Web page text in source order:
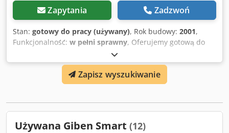
odkrawania "OGAM + SALVADOR" SZ0M07) drewniane
listwy materiałów i układania linii "SALVADOR + SACOT"
SZ0M08) drewniane listwy materiałów i układania L [...]
Zapytania Zadzwoń
Stan: gotowy do pracy (używany), Rok budowy: 2001,
Funkcjonalność: w pełni sprawny, Oferujemy gotową do
użycia piłę taśmową do płyt Giben KG.8250, rok produkcji
2001. Producent: Giben Model: KG.8250 Rok produkcji:
2001 Stan: gotowy do użycia Kategoria ID: 1426
Dwedpfxjzaiwds Agtoa Typ ID: 844 Typ maszyny: piła
dodatkowych informacji, prosimy o kontakt telefoniczny lub
Zapisz wyszukiwanie
Używana Giben Smart (12)